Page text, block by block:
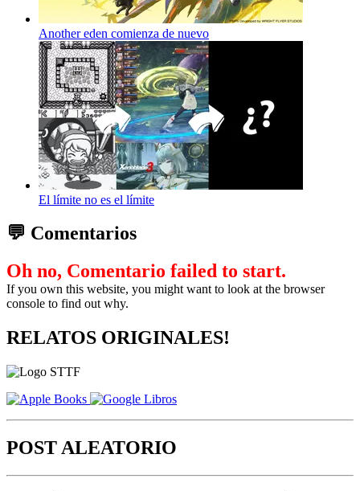
Another eden comienza de nuevo
El límite no es el límite
💬 Comentarios
Oh no, Comentario failed to start.
If you own this website, you might want to look at the browser
console to find out why.
RELATOS ORIGINALES!
POST ALEATORIO